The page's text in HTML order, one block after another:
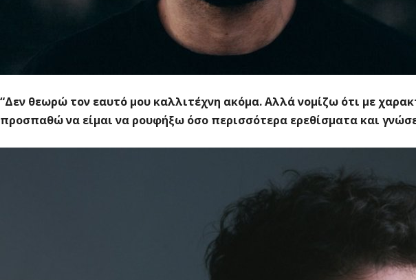
“Δεν θεωρώ τον εαυτό μου καλλιτέχνη ακόμα. Αλλά νομίζω ότι με
προσπαθώ να είμαι να ρουφήξω όσο περισσότερα ερεθίσματα και